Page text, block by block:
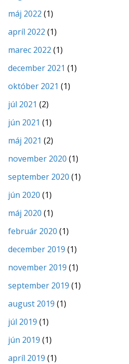
máj 2022 (1)
apríl 2022 (1)
marec 2022 (1)
december 2021 (1)
október 2021 (1)
júl 2021 (2)
jún 2021 (1)
máj 2021 (2)
november 2020 (1)
september 2020 (1)
jún 2020 (1)
máj 2020 (1)
február 2020 (1)
december 2019 (1)
november 2019 (1)
september 2019 (1)
august 2019 (1)
júl 2019 (1)
jún 2019 (1)
apríl 2019 (1)